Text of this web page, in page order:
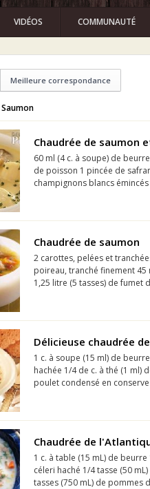
VIDÉOS COMMUNAUTÉ
Meilleure correspondance
Saumon
Chaudrée de saumon
60 ml (4 c. à soupe) de
de poisson 1 pincée de
champignons blancs
Chaudrée de saumon
2 carottes, pelées et
poireau, tranché finement 45
1,25 litre (5 tasses) de fumet
Délicieuse chaudrée
1 c. à soupe (15 ml) de
hachée 1/4 de c. à thé (1 ml)
poulet condensé en
Chaudrée de
1 c. à table (15 mL) de
céleri haché 1/4 tasse (50
tasses (750 mL) de pommes